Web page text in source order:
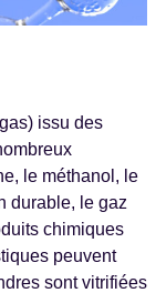
issu des
le méthanol, le
durable, le gaz
chimiques
peuvent
sont vitrifiées